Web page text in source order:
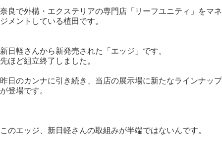
奈良で外構・エクステリアの専門店「リーフユニティ」をマネ
ジメントしている植田です。
新日軽さんから新発売された「エッジ」です。
先ほど組立終了しました。
昨日のカンナに引き続き、当店の展示場に新たなラインナップ
が登場です。
このエッジ、新日軽さんの取組みが半端ではないんです。